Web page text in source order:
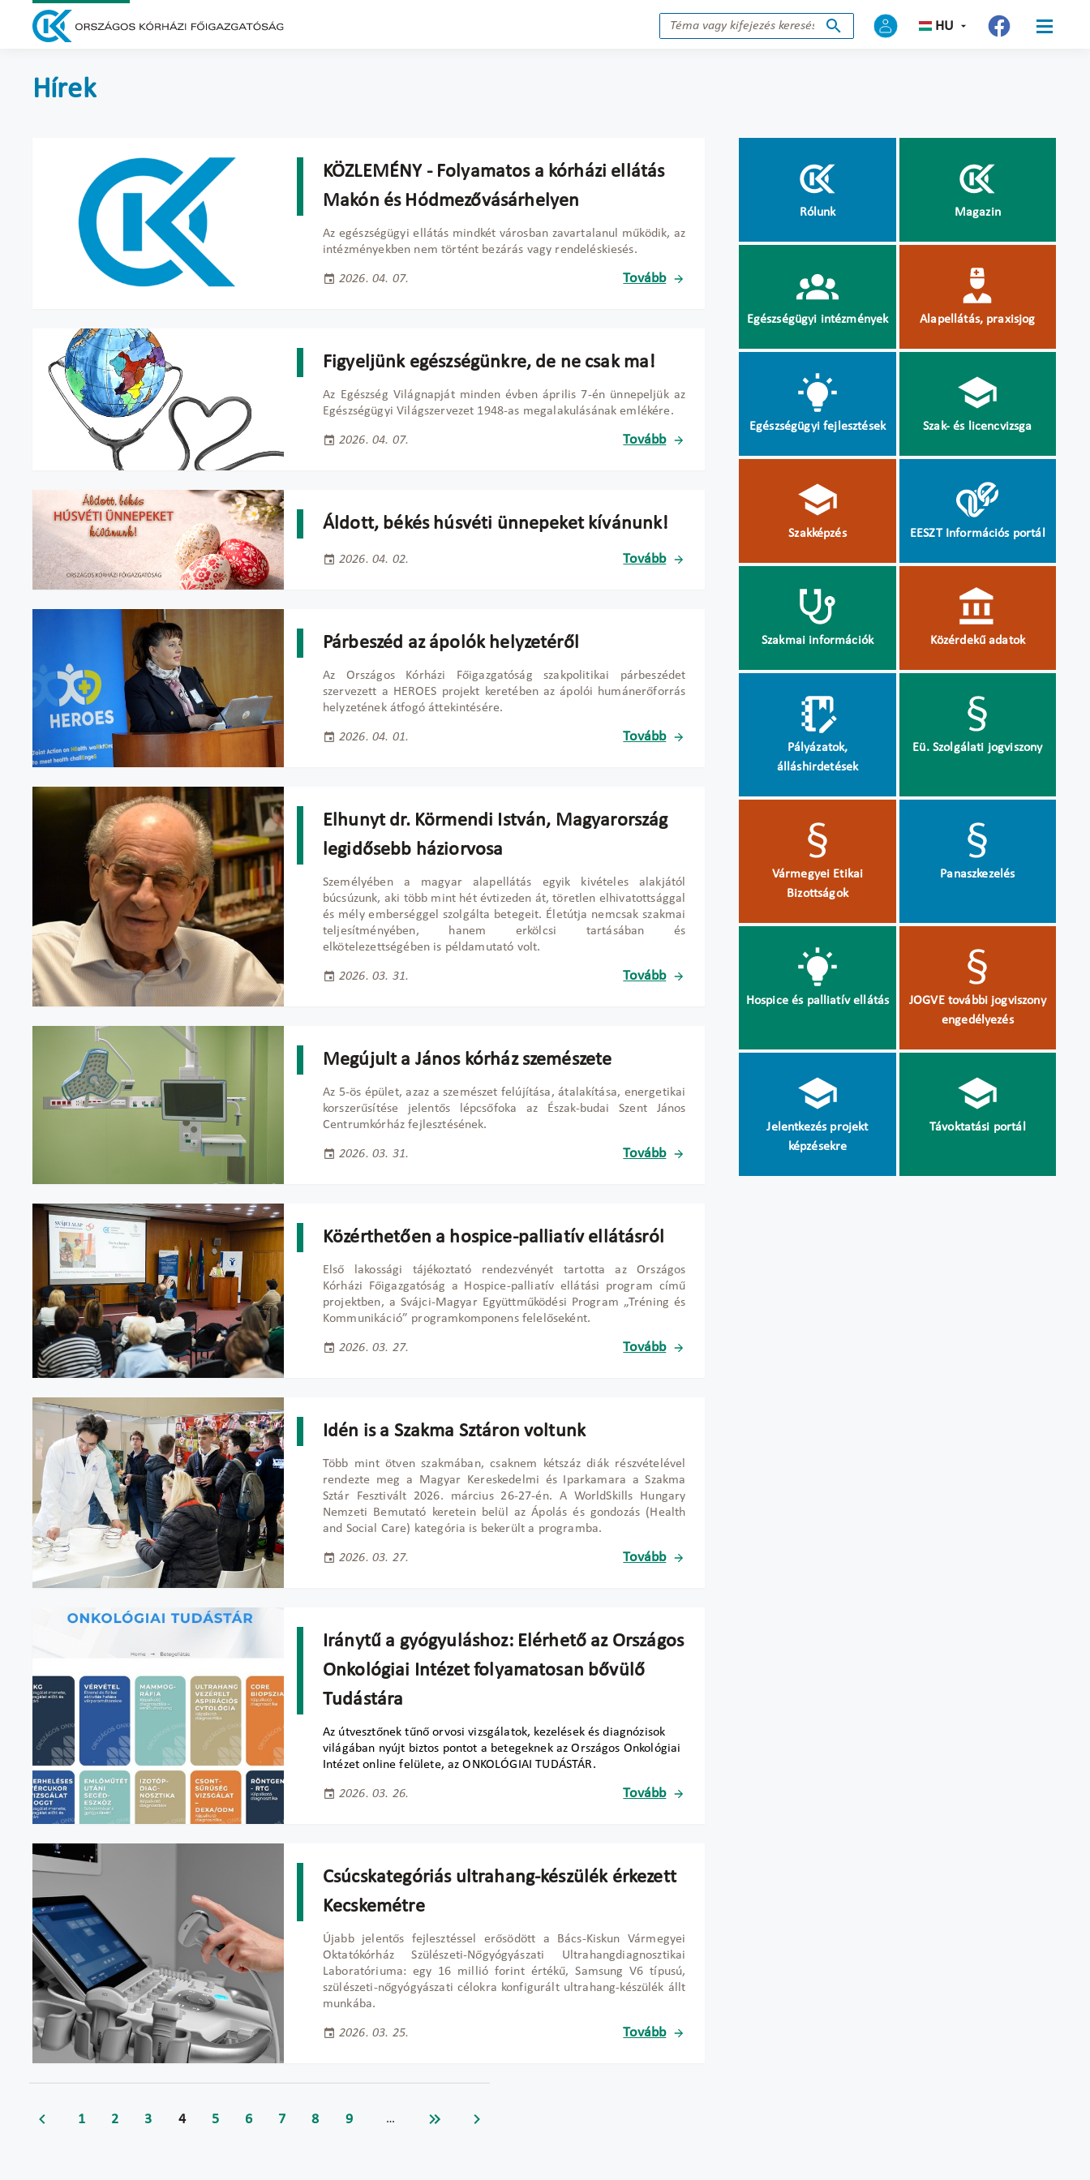
HU
Hírek
KÖZLEMÉNY - Folyamatos a kórházi ellátás
Makón és Hódmezővásárhelyen
Az egészségügyi ellátás mindkét városban zavartalanul működik, az
intézményekben nem történt bezárás vagy rendeléskiesés.
2026. 04. 07. Tovább
Figyeljünk egészségünkre, de ne csak ma!
Az Egészség Világnapját minden évben április 7-én ünnepeljük az
Egészségügyi Világszervezet 1948-as megalakulásának emlékére.
2026. 04. 07. Tovább
Áldott, békés húsvéti ünnepeket kívánunk!
2026. 04. 02. Tovább
Párbeszéd az ápolók helyzetéről
Az Országos Kórházi Főigazgatóság szakpolitikai párbeszédet
szervezett a HEROES projekt keretében az ápolói humánerőforrás
helyzetének átfogó áttekintésére.
2026. 04. 01. Tovább
Elhunyt dr. Körmendi István, Magyarország
legidősebb háziorvosa
Személyében a magyar alapellátás egyik kivételes alakjától
búcsúzunk, aki több mint hét évtizeden át, töretlen elhivatottsággal
és mély emberséggel szolgálta betegeit. Életútja nemcsak szakmai
teljesítményében, hanem erkölcsi tartásában és
elkötelezettségében is példamutató volt.
2026. 03. 31. Tovább
Megújult a János kórház szemészete
Az 5-ös épület, azaz a szemészet felújítása, átalakítása, energetikai
korszerűsítése jelentős lépcsőfoka az Észak-budai Szent János
Centrumkórház fejlesztésének.
2026. 03. 31. Tovább
Közérthetően a hospice-palliatív ellátásról
Első lakossági tájékoztató rendezvényét tartotta az Országos
Kórházi Főigazgatóság a Hospice-palliatív ellátási program című
projektben, a Svájci-Magyar Együttműködési Program „Tréning és
Kommunikáció” programkomponens felelőseként.
2026. 03. 27. Tovább
Idén is a Szakma Sztáron voltunk
Több mint ötven szakmában, csaknem kétszáz diák részvételével
rendezte meg a Magyar Kereskedelmi és Iparkamara a Szakma
Sztár Fesztivált 2026. március 26-27-én. A WorldSkills Hungary
Nemzeti Bemutató keretein belül az Ápolás és gondozás (Health
and Social Care) kategória is bekerült a programba.
2026. 03. 27. Tovább
Iránytű a gyógyuláshoz: Elérhető az Országos
Onkológiai Intézet folyamatosan bővülő
Tudástára
Az útvesztőnek tűnő orvosi vizsgálatok, kezelések és diagnózisok
világában nyújt biztos pontot a betegeknek az Országos Onkológiai
Intézet online felülete, az ONKOLÓGIAI TUDÁSTÁR.
2026. 03. 26. Tovább
Csúcskategóriás ultrahang-készülék érkezett
Kecskemétre
Újabb jelentős fejlesztéssel erősödött a Bács-Kiskun Vármegyei
Oktatókórház Szülészeti-Nőgyógyászati Ultrahangdiagnosztikai
Laboratóriuma: egy 16 millió forint értékű, Samsung V6 típusú,
szülészeti-nőgyógyászati célokra konfigurált ultrahang-készülék állt
munkába.
2026. 03. 25. Tovább
1 2 3 4 5 6 7 8 9 …
Rólunk Magazin
Egészségügyi intézmények Alapellátás, praxisjog
Egészségügyi fejlesztések Szak- és licencvizsga
Szakképzés EESZT Információs portál
Szakmai információk Közérdekű adatok
Pályázatok,
álláshirdetések
Eü. Szolgálati jogviszony
Vármegyei Etikai
Bizottságok
Panaszkezelés
Hospice és palliatív ellátás
JOGVE további jogviszony
engedélyezés
Jelentkezés projekt
képzésekre
Távoktatási portál